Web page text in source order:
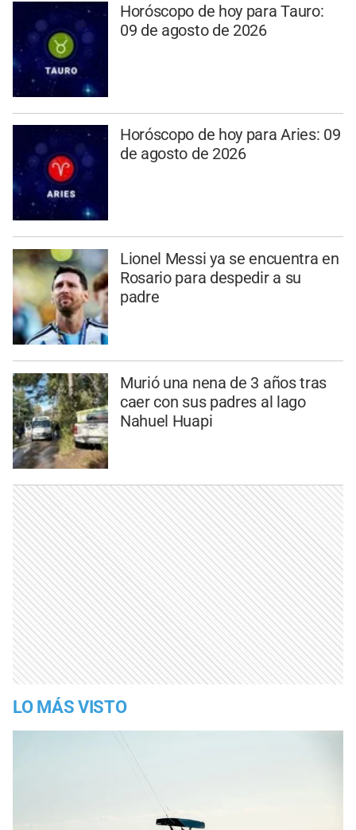
Horóscopo de hoy para Tauro:
09 de agosto de 2026
Horóscopo de hoy para Aries: 09
de agosto de 2026
Lionel Messi ya se encuentra en
Rosario para despedir a su
padre
Murió una nena de 3 años tras
caer con sus padres al lago
Nahuel Huapi
LO MÁS VISTO